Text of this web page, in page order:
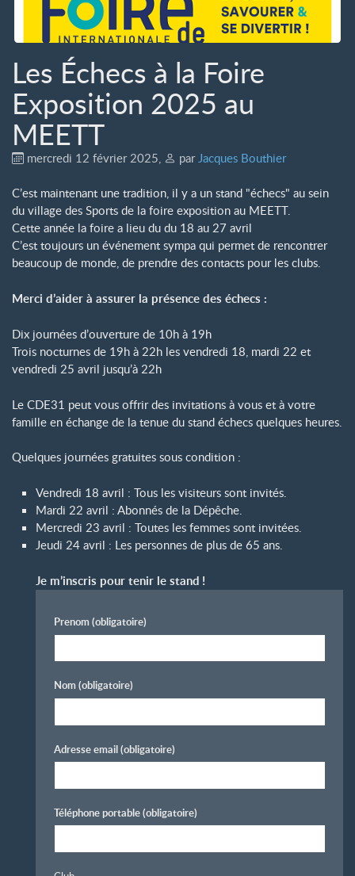
Les Échecs à la Foire
Exposition 2025 au
MEETT
mercredi 12 février 2025 par Jacques Bouthier
C’est maintenant une tradition, il y a un stand "échecs" au sein
du village des Sports de la foire exposition au MEETT.
Cette année la foire a lieu du du 18 au 27 avril
C’est toujours un événement sympa qui permet de rencontrer
beaucoup de monde, de prendre des contacts pour les clubs.
Merci d’aider à assurer la présence des échecs :
Dix journées d’ouverture de 10h à 19h
Trois nocturnes de 19h à 22h les vendredi 18, mardi 22 et
vendredi 25 avril jusqu’à 22h
Le CDE31 peut vous offrir des invitations à vous et à votre
famille en échange de la tenue du stand échecs quelques heures.
Quelques journées gratuites sous condition :
Vendredi 18 avril : Tous les visiteurs sont invités.
Mardi 22 avril : Abonnés de la Dépêche.
Mercredi 23 avril : Toutes les femmes sont invitées.
Jeudi 24 avril : Les personnes de plus de 65 ans.
Je m’inscris pour tenir le stand !
Prenom(obligatoire)
Nom(obligatoire)
Adresse email(obligatoire)
Téléphone portable(obligatoire)